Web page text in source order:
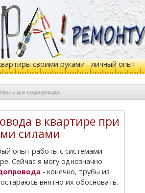
своими руками - личный опыт
для водопровода
в квартире при
силами
Сейчас я могу однозначно
- конечно, трубы из
внятно их обосновать.